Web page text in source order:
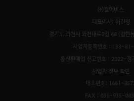
㈜펄어비스
대표이사: 허진영
경기도 과천시 과천대로2길 48 (갈현
사업자등록번호 : 138-
통신판매업 신고번호 : 2022-경
사업자 정보 확인
대표번호: 1661-
FAX : 031-935-